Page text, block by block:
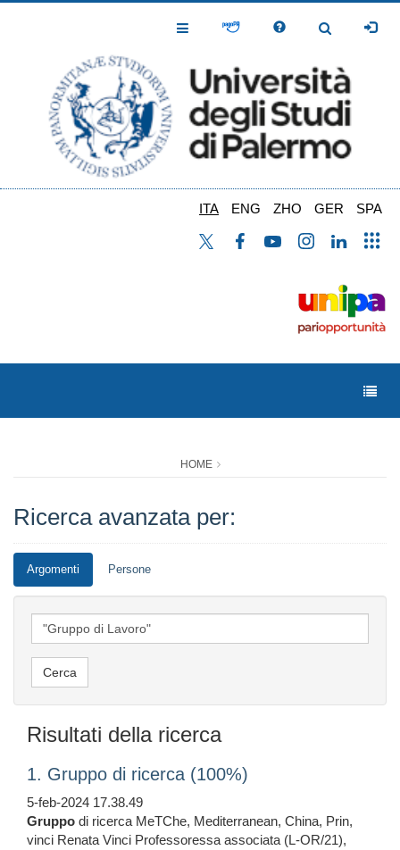
Toggle
Toggle
ITA ENG ZHO GER SPA
HOME
Ricerca avanzata per:
Argomenti Persone
Risultati della ricerca
1. Gruppo di ricerca (100%)
5-feb-2024 17.38.49
Gruppo di ricerca MeTChe, Mediterranean, China, Prin,
vinci Renata Vinci Professoressa associata (L-OR/21),